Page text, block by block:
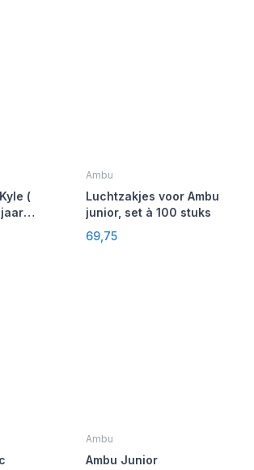
(
Ambu
Luchtzakjes voor Ambu
junior, set à 100 stuks
69,75
Ambu
Ambu Junior